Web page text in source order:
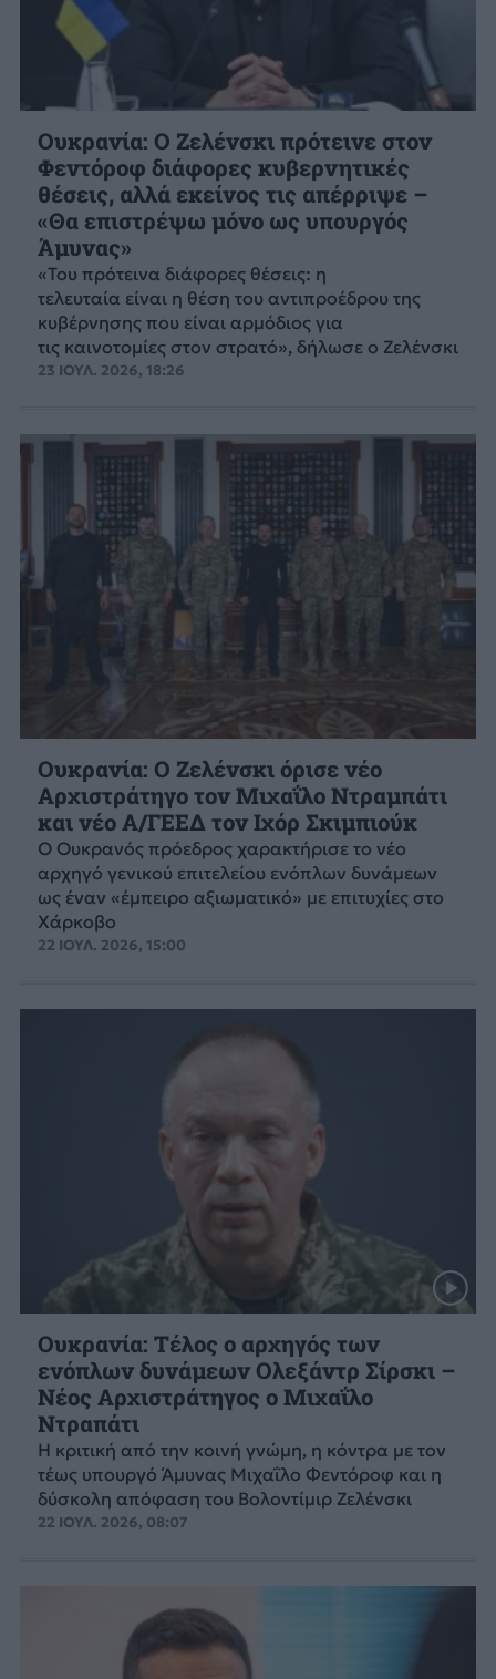
Ουκρανία: Ο Ζελένσκι πρότεινε στον
Φεντόροφ διάφορες κυβερνητικές
θέσεις, αλλά εκείνος τις απέρριψε –
«Θα επιστρέψω μόνο ως υπουργός
Άμυνας»
«Του πρότεινα διάφορες θέσεις: η
τελευταία είναι η θέση του αντιπροέδρου της
κυβέρνησης που είναι αρμόδιος για
τις καινοτομίες στον στρατό», δήλωσε ο Ζελένσκι
23 ΙΟΥΛ. 2026, 18:26
Ουκρανία: Ο Ζελένσκι όρισε νέο
Αρχιστράτηγο τον Μιχαΐλο Ντραμπάτι
και νέο Α/ΓΕΕΔ τον Ιχόρ Σκιμπιούκ
Ο Ουκρανός πρόεδρος χαρακτήρισε το νέο
αρχηγό γενικού επιτελείου ενόπλων δυνάμεων
ως έναν «έμπειρο αξιωματικό» με επιτυχίες στο
Χάρκοβο
22 ΙΟΥΛ. 2026, 15:00
Ουκρανία: Τέλος ο αρχηγός των
ενόπλων δυνάμεων Ολεξάντρ Σίρσκι –
Νέος Αρχιστράτηγος ο Μιχαΐλο
Ντραπάτι
Η κριτική από την κοινή γνώμη, η κόντρα με τον
τέως υπουργό Άμυνας Μιχαΐλο Φεντόροφ και η
δύσκολη απόφαση του Βολοντίμιρ Ζελένσκι
22 ΙΟΥΛ. 2026, 08:07